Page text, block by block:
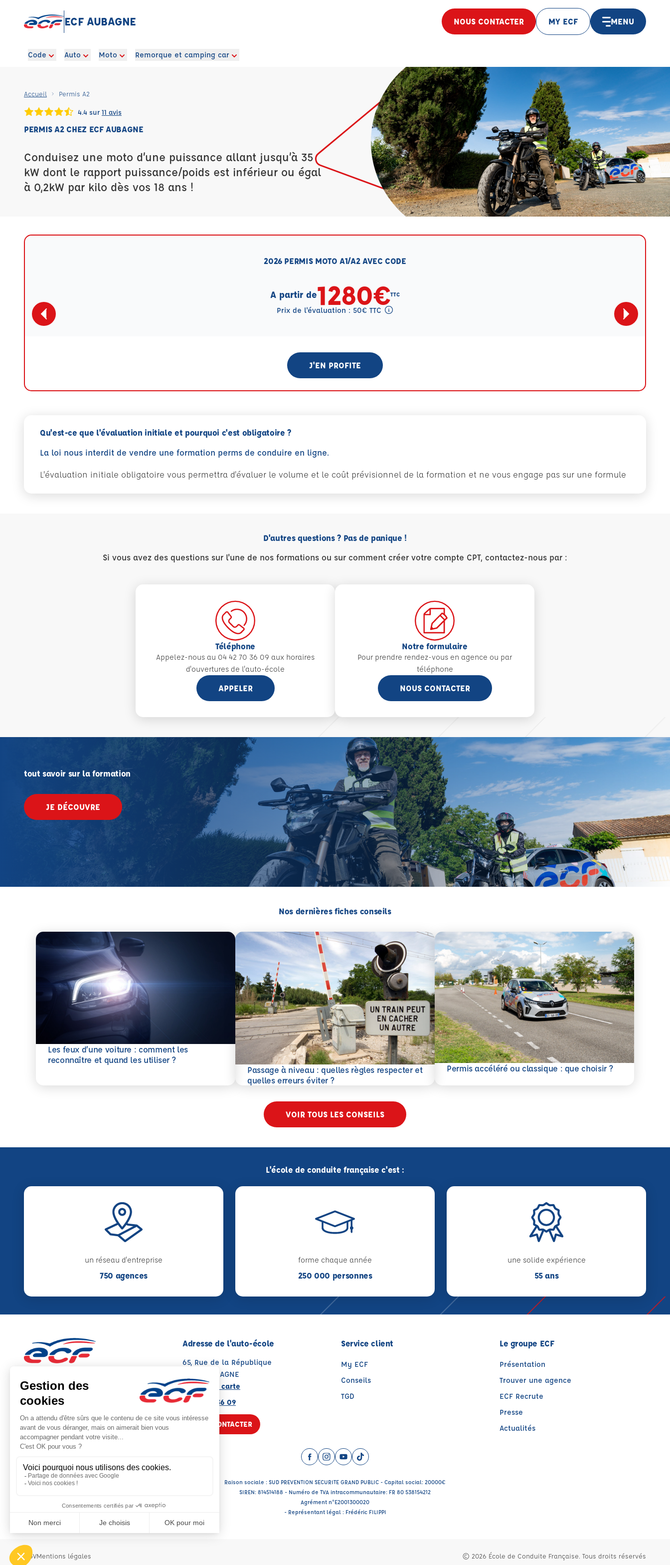
ECF AUBAGNE NOUS CONTACTER MY ECF MENU
Code Auto Moto Remorque et camping car
Accueil Permis A2
4.4 sur 11 avis
PERMIS A2 CHEZ ECF AUBAGNE
Conduisez une moto d’une puissance allant jusqu’à 35
kW dont le rapport puissance/poids est inférieur ou égal
à 0,2kW par kilo dès vos 18 ans !
2026 PERMIS MOTO A1/A2 AVEC CODE
A partir de1280€TTC
Prix de l'évaluation : 50€ TTC
J'EN PROFITE
Qu'est-ce que l'évaluation initiale et pourquoi c'est obligatoire ?
La loi nous interdit de vendre une formation perms de conduire en ligne.
L'évaluation initiale obligatoire vous permettra d'évaluer le volume et le coût prévisionnel de la formation et ne vous engage pas sur une formule
D'autres questions ? Pas de panique !
Si vous avez des questions sur l'une de nos formations ou sur comment créer votre compte CPT, contactez-nous par :
Téléphone
Appelez-nous au 04 42 70 36 09 aux horaires
d'ouvertures de l'auto-école
APPELER
Notre formulaire
Pour prendre rendez-vous en agence ou par
téléphone
NOUS CONTACTER
tout savoir sur la formation
JE DÉCOUVRE
Nos dernières fiches conseils
Les feux d’une voiture : comment les
reconnaître et quand les utiliser ?
En savoir plus
Passage à niveau : quelles règles respecter et
quelles erreurs éviter ?
En savoir plus
Permis accéléré ou classique : que choisir ?
En savoir plus
VOIR TOUS LES CONSEILS
L'école de conduite française c'est :
un réseau d'entreprise
750 agences
forme chaque année
250 000 personnes
une solide expérience
55 ans
Note : 4.6/5
Moyenne calculée sur 65 avis
Adresse de l'auto-école
65, Rue de la République
13400 AUBAGNE
Voir sur la carte
04 42 70 36 09
NOUS CONTACTER
Service client
My ECF
Conseils
TGD
Le groupe ECF
Présentation
Trouver une agence
ECF Recrute
Presse
Actualités
Facebook (nouvelle fenêtre)
Instagram (nouvelle fenêtre)
YouTube (nouvelle fenêtre)
TikTok (nouvelle fenêtre)
Raison sociale : SUD PREVENTION SECURITE GRAND PUBLIC - Capital social: 20000€
SIREN: 814514188 - Numéro de TVA intracommunautaire: FR 80 538154212
Agrément n°E2001300020
- Représentant légal : Frédéric FILIPPI
CGVMentions légales © 2026 École de Conduite Française. Tous droits réservés